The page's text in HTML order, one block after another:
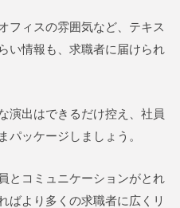
フィスの雰囲気など、テキス
い情報も、求職者に届けられ
演出はできるだけ控え、社員
パッケージしましょう。
とコミュニケーションがとれ
ばより多くの求職者に広くリ